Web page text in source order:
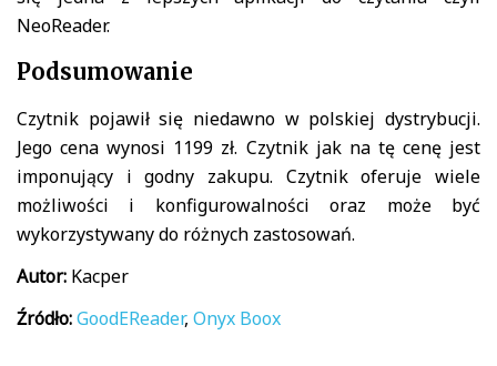
NeoReader.
Podsumowanie
Czytnik pojawił się niedawno w polskiej dystrybucji.
Jego cena wynosi 1199 zł. Czytnik jak na tę cenę jest
imponujący i godny zakupu. Czytnik oferuje wiele
możliwości i konfigurowalności oraz może być
wykorzystywany do różnych zastosowań.
Autor: Kacper
Źródło:GoodEReader, Onyx Boox